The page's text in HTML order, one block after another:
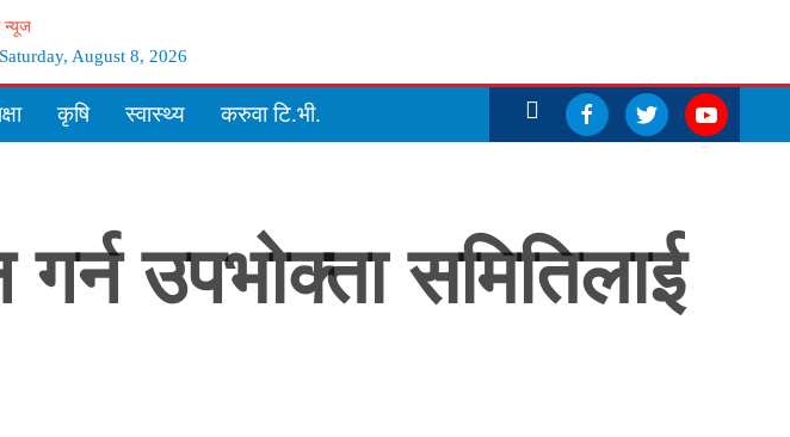
August 8, 2026
कृषि स्वास्थ्य करुवा टि.भी.
उपभोक्ता समितिलाई